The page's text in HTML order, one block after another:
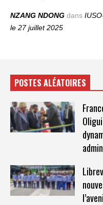
NZANG NDONG dans
le 27 juillet 2025
POSTES ALÉATOIRES